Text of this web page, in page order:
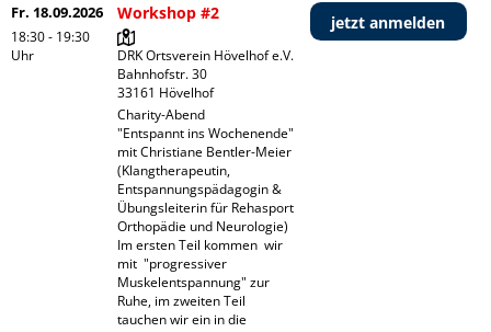
Fr. 18.09.2026
18:30 - 19:30
Uhr
Workshop #2
DRK Ortsverein Hövelhof e.V.
Bahnhofstr. 30
33161 Hövelhof
Charity-Abend
"Entspannt ins Wochenende"
mit Christiane Bentler-Meier
(Klangtherapeutin,
Entspannungspädagogin &
Übungsleiterin für Rehasport
Orthopädie und Neurologie)
Im ersten Teil kommen  wir
mit  "progressiver
Muskelentspannung" zur
Ruhe, im zweiten Teil
tauchen wir ein in die
jetzt anmelden